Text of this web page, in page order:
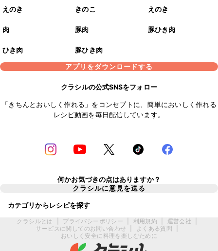
えのき きのこ えのき
肉 豚肉 豚ひき肉
ひき肉
豚ひき肉
アプリをダウンロードする
クラシルの公式SNSをフォロー
「きちんとおいしく作れる」をコンセプトに、簡単においしく作れる
レシピ動画を毎日配信しています。
何かお気づきの点はありますか？
クラシルに意見を送る
カテゴリからレシピを探す
クラシルとは プライバシーポリシー 利用規約 運営会社
サービスに関してのお問い合わせ
よくある質問
おいしく安全に料理を楽しむために